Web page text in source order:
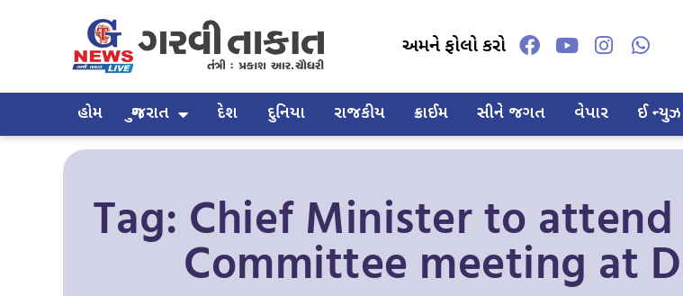
અમને ફોલો કરો
હોમ ગુજરાત દેશ દુનિયા રાજકીય ક્રાઈમ સીને જગત વેપાર ઈ
Tag: Chief Minister to attend
Committee meeting at